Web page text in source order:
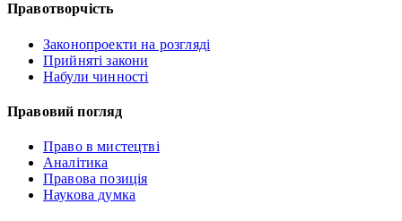
Правотворчість
Законопроекти на розгляді
Прийняті закони
Набули чинності
Правовий погляд
Право в мистецтві
Аналітика
Правова позиція
Наукова думка